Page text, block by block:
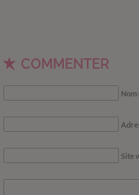
COMMENTER
Nom
Site